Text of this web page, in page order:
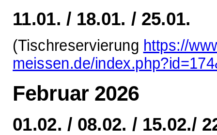
11.01. / 18.01. / 25.01.
(Tischreservierung https://
meissen.de/
Februar 2026
01.02. / 08.02. / 15.02./